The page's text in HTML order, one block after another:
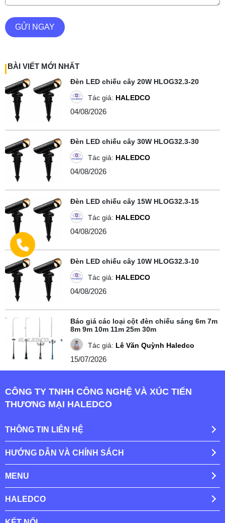
GỬI NGAY
BÀI VIẾT MỚI NHẤT
Đèn LED chiếu cây 20W HLOG32.3-20
Tác giả: HALEDCO
04/08/2026
Đèn LED chiếu cây 30W HLOG32.3-30
Tác giả: HALEDCO
04/08/2026
Đèn LED chiếu cây 15W HLOG32.3-15
Tác giả: HALEDCO
04/08/2026
Đèn LED chiếu cây 10W HLOG32.3-10
Tác giả: HALEDCO
04/08/2026
Báo giá các loại cột đèn chiếu sáng 6m 7m
8m 9m 10m 11m 25m 30m
Tác giả: Lê Văn Quỳnh Haledco
15/07/2026
CÔNG TY TNHH CÔNG NGHỆ VÀ XÚC TIẾN
THƯƠNG MẠI HALEDCO
THÔNG TIN LIÊN HỆ
HƯỚNG DẪN VÀ CHÍNH SÁCH
MENU
HALEDCO